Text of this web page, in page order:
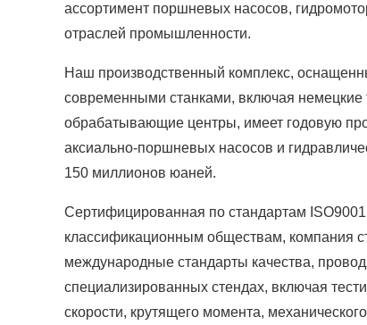
ассортимент поршневых насосов,
отраслей промышленности.
Наш производственный комплекс,
современными станками, включая
обрабатывающие центры, имеет годовую
аксиально-поршневых насосов и
150 миллионов юаней.
Сертифицированная по стандартам
классификационным обществам, компания
международные стандарты качества,
специализированных стендах, включая
скорости, крутящего момента,